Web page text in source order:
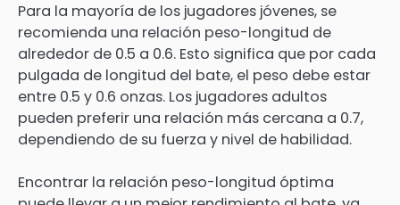
Para la mayoría de los jugadores jóvenes, se
recomienda una relación peso-longitud de
alrededor de 0.5 a 0.6. Esto significa que por cada
pulgada de longitud del bate, el peso debe estar
entre 0.5 y 0.6 onzas. Los jugadores adultos
pueden preferir una relación más cercana a 0.7,
dependiendo de su fuerza y nivel de habilidad.
Encontrar la relación peso-longitud óptima